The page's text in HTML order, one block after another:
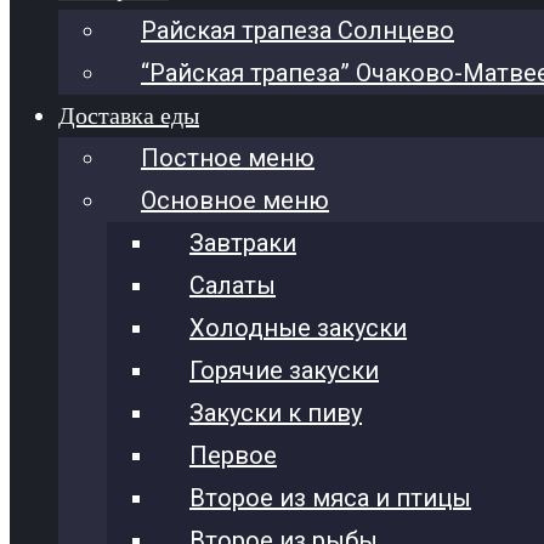
Райская трапеза Солнцево
“Райская трапеза” Очаково-
Доставка еды
Постное меню
Основное меню
Завтраки
Салаты
Холодные закуски
Горячие закуски
Закуски к пиву
Первое
Второе из мяса и птицы